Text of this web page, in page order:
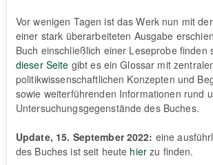
Vor wenigen Tagen ist das Werk nun mit
einer stark überarbeiteten Ausgabe
Buch einschließlich einer Leseprobe finden
dieser Seite gibt es ein Glossar mit
politikwissenschaftlichen Konzepten und
sowie weiterführenden Informationen rund
Untersuchungsgegenstände des Buches.
Update, 15. September 2022: eine
des Buches ist seit heute hier zu finden.